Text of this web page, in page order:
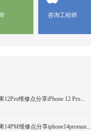
咨询工程师
12Pro维修点分享iPhone 12 Pro...
14PM维修点分享iphone14promax...